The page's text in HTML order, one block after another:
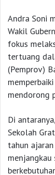
Andra Soni
Wakil
fokus
tertuang
(Pemprov)
mendorong
Di
Sekolah
tahun